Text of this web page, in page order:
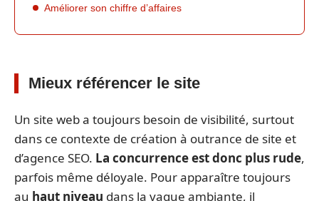
Améliorer son chiffre d’affaires
Mieux référencer le site
Un site web a toujours besoin de visibilité, surtout
dans ce contexte de création à outrance de site et
d’agence SEO. La concurrence est donc plus rude,
parfois même déloyale. Pour apparaître toujours
au haut niveau dans la vague ambiante, il